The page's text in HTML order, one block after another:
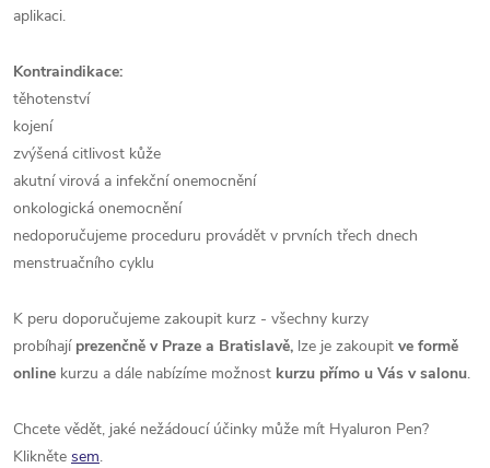
aplikaci.
Kontraindikace:
těhotenství
kojení
zvýšená citlivost kůže
akutní virová a infekční onemocnění
onkologická onemocnění
nedoporučujeme proceduru provádět v prvních třech dnech
menstruačního cyklu
K peru doporučujeme zakoupit kurz - všechny kurzy
probíhají prezenčně v Praze a Bratislavě, lze je zakoupit ve formě
online kurzu a dále nabízíme možnost kurzu přímo u Vás v salonu.
Chcete vědět, jaké nežádoucí účinky může mít Hyaluron Pen?
Klikněte sem.